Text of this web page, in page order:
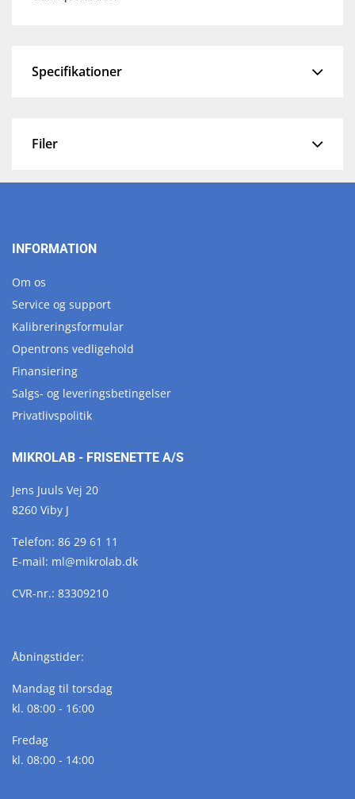
Specifikationer
Filer
INFORMATION
Om os
Service og support
Kalibreringsformular
Opentrons vedligehold
Finansiering
Salgs- og leveringsbetingelser
Privatlivspolitik
MIKROLAB - FRISENETTE A/S
Jens Juuls Vej 20
8260 Viby J
Telefon: 86 29 61 11
E-mail: ml@mikrolab.dk
CVR-nr.: 83309210
Åbningstider:
Mandag til torsdag
kl. 08:00 - 16:00
Fredag
kl. 08:00 - 14:00